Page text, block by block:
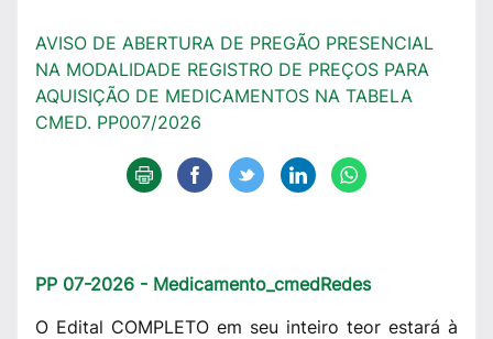
AVISO DE ABERTURA DE PREGÃO PRESENCIAL
NA MODALIDADE REGISTRO DE PREÇOS PARA
AQUISIÇÃO DE MEDICAMENTOS NA TABELA
CMED. PP007/2026
PP 07-2026 - Medicamento_cmedRedes
O Edital COMPLETO em seu inteiro teor estará à